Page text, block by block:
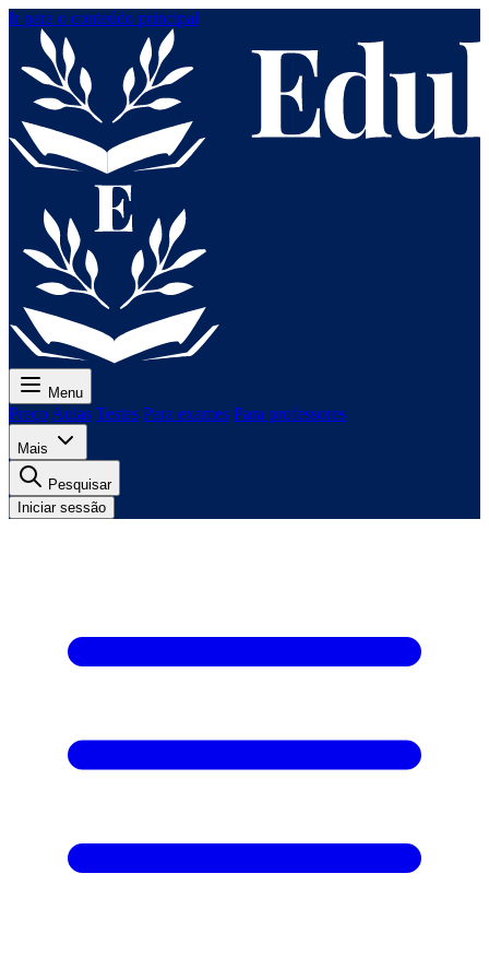
Ir para o conteúdo principal
Menu
Preço Aulas Testes Para exames Para professores
Mais
Pesquisar
Iniciar sessão